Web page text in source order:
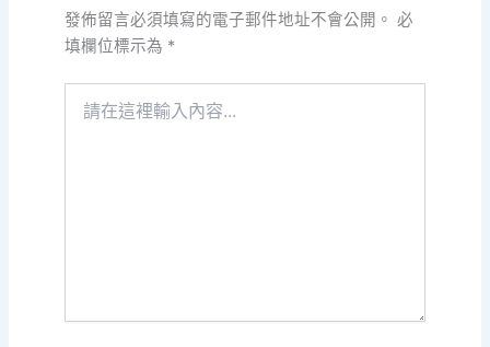
發佈留言必須填寫的電子郵件地址不會公開。 必
填欄位標示為 *